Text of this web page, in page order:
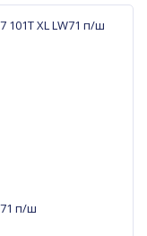
п/ш